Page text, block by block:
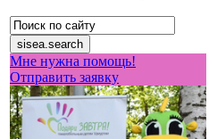
Мне нужна помощь!
Отправить заявку